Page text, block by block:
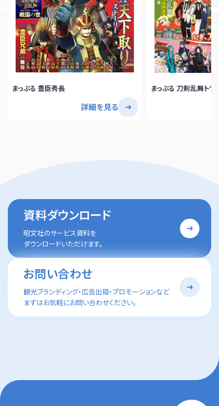
まっぷる 豊臣秀長
詳細を見る
まっぷる 刀剣乱舞トラ
資料ダウンロード
昭文社のサービス資料を
ダウンロードいただけます。
お問い合わせ
観光ブランディング・広告出稿・プロモーションなど
まずはお気軽にお問い合わせください。